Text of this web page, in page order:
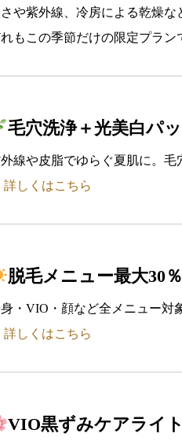
や紫外線、冷房による乾燥な
もこの季節だけの限定プラン
毛穴洗浄＋光美白パッ
線や皮脂でゆらぐ夏肌に。毛
詳しくはこちら
脱毛メニュー最大30
・VIO・顔など全メニュー対
詳しくはこちら
VIO黒ずみケアライト